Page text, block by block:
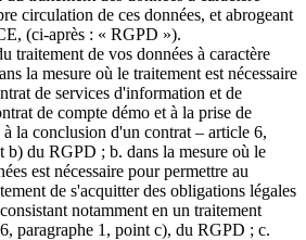
circulation de ces données, et abrogeant
(ci-après : « RGPD »).
traitement de vos données à caractère
la mesure où le traitement est nécessaire
de services d'information et de
de compte démo et à la prise de
à la conclusion d'un contrat – article 6,
b) du RGPD ; b. dans la mesure où le
est nécessaire pour permettre au
de s'acquitter des obligations légales
notamment en un traitement
paragraphe 1, point c), du RGPD ; c.